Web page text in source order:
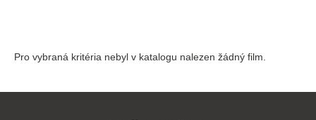
Pro vybraná kritéria nebyl v katalogu nalezen žádný film.